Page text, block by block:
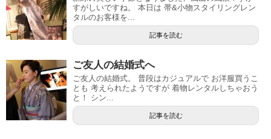
すがしいですね。 本日は 帯&小物スタイリングレン
タルのお客様を...
記事を読む
ご友人の結婚式へ
ご友人の結婚式。 普段はカジュアルで お洋服買うこ
とも 考えられたようですが 着物レンタルしちゃおう
と！ シン...
記事を読む